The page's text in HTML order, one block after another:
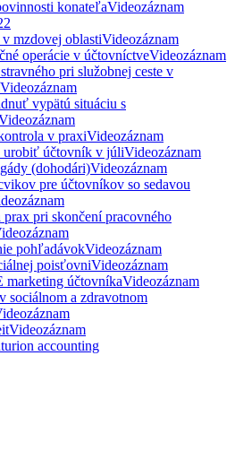
konateľaVideozáznam
mzdovej oblastiVideozáznam
operácie v účtovníctveVideozáznam
pri služobnej ceste v
Videozáznam
vypätú situáciu s
v praxiVideozáznam
urobiť účtovník v júliVideozáznam
(dohodári)Videozáznam
pre účtovníkov so sedavou
prax pri skončení pracovného
pohľadávokVideozáznam
poisťovniVideozáznam
účtovníkaVideozáznam
sociálnom a zdravotnom
Videozáznam
accounting